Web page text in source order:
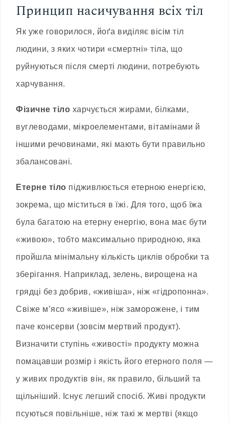
Принцип насичування всіх тіл
Як уже говорилося, йоґа виділяє вісім тіл
людини, з яких чотири «смертні» тіла, що
руйнуються після смерті людини, потребують
харчування.
Фізичне тіло харчується жирами, білками,
вуглеводами, мікроелементами, вітамінами й
іншими речовинами, які мають бути правильно
збалансовані.
Етерне тіло підживлюється етерною енергією,
зокрема, що міститься в їжі. Для того, щоб їжа
була багатою на етерну енергію, вона має бути
«живою», тобто максимально природною, яка
пройшла мінімальну кількість циклів обробки та
зберігання. Наприклад, зелень, вирощена на
грядці без добрив, «живіша», ніж «гідропонна».
Свіже м’ясо «живіше», ніж заморожене, і тим
паче консерви (зовсім мертвий продукт).
Визначити ступінь «живості» продукту можна
помацавши розмір і якість його етерного поля —
у живих продуктів він, як правило, більший та
щільніший. Існує легший спосіб. Живі продукти
псуються повільніше, ніж такі ж мертві (якщо